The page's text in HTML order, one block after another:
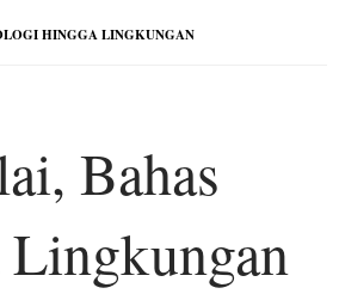
HINGGA LINGKUNGAN
Bahas